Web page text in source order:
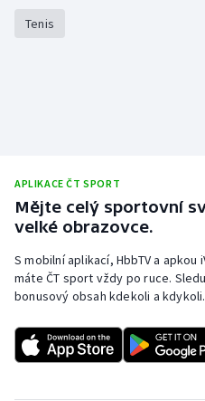
Ostatní
Tenis
APLIKACE ČT SPORT
Mějte celý sportovní
velké obrazovce.
S mobilní aplikací, HbbTV a
máte ČT sport vždy po ruce.
bonusový obsah kdekoli a kdykoli.